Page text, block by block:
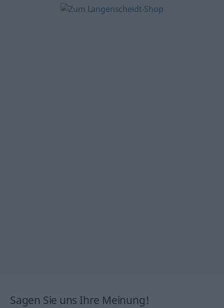
Sagen Sie uns Ihre Meinung!